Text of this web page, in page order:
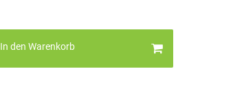
In den Warenkorb